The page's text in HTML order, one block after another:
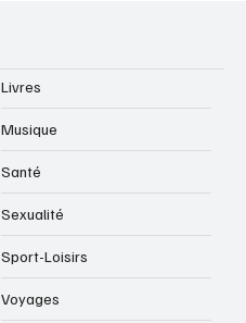
Livres
Musique
Santé
Sexualité
Sport-Loisirs
Voyages